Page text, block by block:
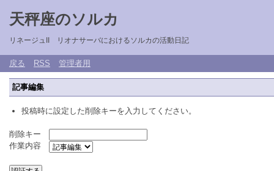
天秤座のソルカ
リネージュII リオナサーバにおけるソルカの活動日記
戻る RSS 管理者用
記事編集
投稿時に設定した削除キーを入力してください。
削除キー
作業内容